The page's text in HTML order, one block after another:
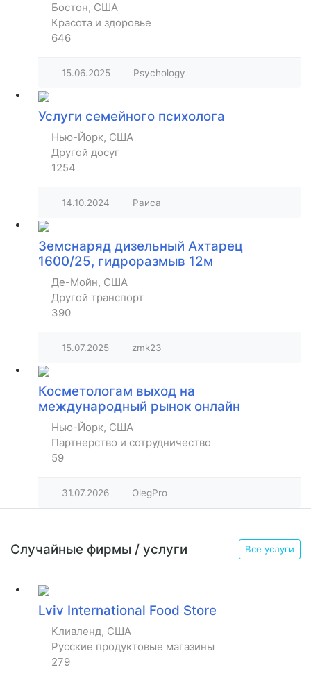
Бостон, США
Красота и здоровье
646
15.06.2025 Psychology
Услуги семейного психолога
Нью-Йорк, США
Другой досуг
1254
14.10.2024 Раиса
Земснаряд дизельный Ахтарец
1600/25, гидроразмыв 12м
Де-Мойн, США
Другой транспорт
390
15.07.2025 zmk23
Косметологам выход на
международный рынок онлайн
Нью-Йорк, США
Партнерство и сотрудничество
59
31.07.2026 OlegPro
Случайные фирмы / услуги Все услуги
Lviv International Food Store
Кливленд, США
Русские продуктовые магазины
279